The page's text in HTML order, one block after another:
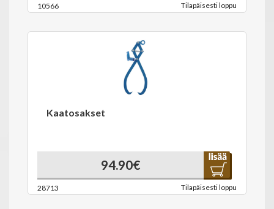
10566 Tilapäisesti loppu
Kaatosakset
94.90€
28713 Tilapäisesti loppu